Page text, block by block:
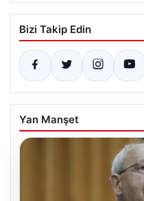
Bizi Takip Edin
Yan Manşet